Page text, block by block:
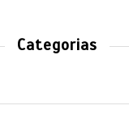
Categorias